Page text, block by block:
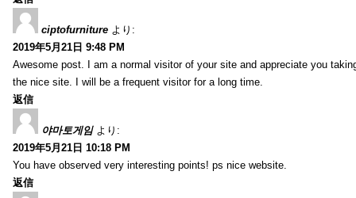
ciptofurniture より:
2019年5月21日 9:48 PM
Awesome post. I am a normal visitor of your site and appreciate you
the nice site. I will be a frequent visitor for a long time.
返信
야마토게임 より:
2019年5月21日 10:18 PM
You have observed very interesting points! ps nice website.
返信